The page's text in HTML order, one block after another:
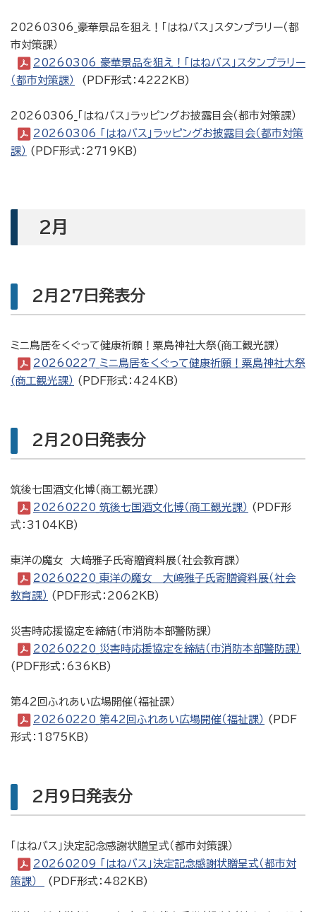
20260306_豪華景品を狙え！「はねバス」スタンプラリー（都
市対策課）
20260306_豪華景品を狙え！「はねバス」スタンプラリー
（都市対策課）
(PDF形式：4222KB)
20260306_「はねバス」ラッピングお披露目会（都市対策課）
20260306_「はねバス」ラッピングお披露目会（都市対策
課） (PDF形式：2719KB)
2月
2月27日発表分
ミニ鳥居をくぐって健康祈願！粟島神社大祭(商工観光課）
20260227_ミニ鳥居をくぐって健康祈願！粟島神社大祭
(商工観光課） (PDF形式：424KB)
2月20日発表分
筑後七国酒文化博（商工観光課）
20260220_筑後七国酒文化博（商工観光課） (PDF形
式：3104KB)
東洋の魔女 大﨑雅子氏寄贈資料展（社会教育課）
20260220_東洋の魔女 大﨑雅子氏寄贈資料展（社会
教育課） (PDF形式：2062KB)
災害時応援協定を締結（市消防本部警防課）
20260220_災害時応援協定を締結（市消防本部警防課）
(PDF形式：636KB)
第42回ふれあい広場開催（福祉課）
20260220_第42回ふれあい広場開催（福祉課） (PDF
形式：1875KB)
2月9日発表分
「はねバス」決定記念感謝状贈呈式（都市対策課）
20260209_「はねバス」決定記念感謝状贈呈式（都市対
策課）
(PDF形式：482KB)